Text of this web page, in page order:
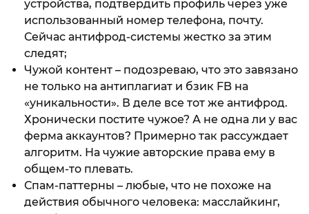
устройства, подтвердить профиль через уже
использованный номер телефона, почту.
Сейчас антифрод-системы жестко за этим
следят;
Чужой контент – подозреваю, что это завязано
не только на антиплагиат и бзик FB на
«уникальности». В деле все тот же антифрод.
Хронически постите чужое? А не одна ли у вас
ферма аккаунтов? Примерно так рассуждает
алгоритм. На чужие авторские права ему в
общем-то плевать.
Спам-паттерны – любые, что не похоже на
действия обычного человека: масслайкинг,